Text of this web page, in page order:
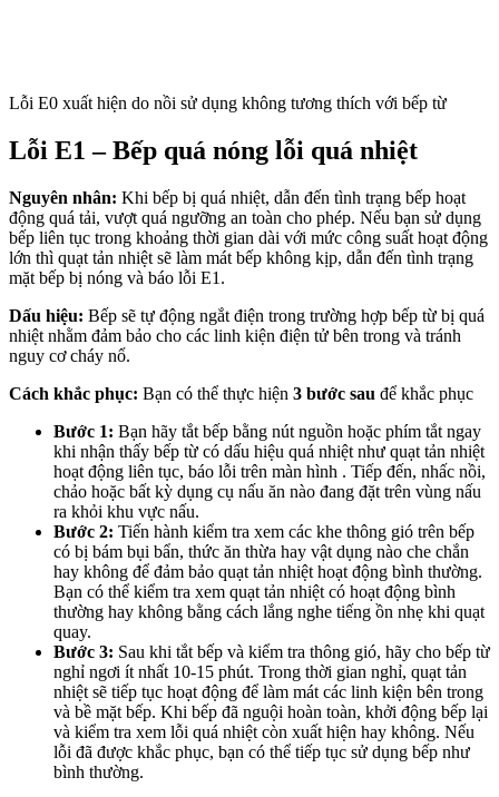
Lỗi E0 xuất hiện do nồi sử dụng không tương thích với bếp từ
Lỗi E1 – Bếp quá nóng lỗi quá nhiệt
Nguyên nhân: Khi bếp bị quá nhiệt, dẫn đến tình trạng bếp hoạt
động quá tải, vượt quá ngưỡng an toàn cho phép. Nếu bạn sử dụng
bếp liên tục trong khoảng thời gian dài với mức công suất hoạt động
lớn thì quạt tản nhiệt sẽ làm mát bếp không kịp, dẫn đến tình trạng
mặt bếp bị nóng và báo lỗi E1.
Dấu hiệu: Bếp sẽ tự động ngắt điện trong trường hợp bếp từ bị quá
nhiệt nhằm đảm bảo cho các linh kiện điện tử bên trong và tránh
nguy cơ cháy nổ.
Cách khắc phục: Bạn có thể thực hiện 3 bước sau để khắc phục
Bước 1: Bạn hãy tắt bếp bằng nút nguồn hoặc phím tắt ngay
khi nhận thấy bếp từ có dấu hiệu quá nhiệt như quạt tản nhiệt
hoạt động liên tục, báo lỗi trên màn hình . Tiếp đến, nhấc nồi,
chảo hoặc bất kỳ dụng cụ nấu ăn nào đang đặt trên vùng nấu
ra khỏi khu vực nấu.
Bước 2: Tiến hành kiểm tra xem các khe thông gió trên bếp
có bị bám bụi bẩn, thức ăn thừa hay vật dụng nào che chắn
hay không để đảm bảo quạt tản nhiệt hoạt động bình thường.
Bạn có thể kiểm tra xem quạt tản nhiệt có hoạt động bình
thường hay không bằng cách lắng nghe tiếng ồn nhẹ khi quạt
quay.
Bước 3: Sau khi tắt bếp và kiểm tra thông gió, hãy cho bếp từ
nghỉ ngơi ít nhất 10-15 phút. Trong thời gian nghỉ, quạt tản
nhiệt sẽ tiếp tục hoạt động để làm mát các linh kiện bên trong
và bề mặt bếp. Khi bếp đã nguội hoàn toàn, khởi động bếp lại
và kiểm tra xem lỗi quá nhiệt còn xuất hiện hay không. Nếu
lỗi đã được khắc phục, bạn có thể tiếp tục sử dụng bếp như
bình thường.